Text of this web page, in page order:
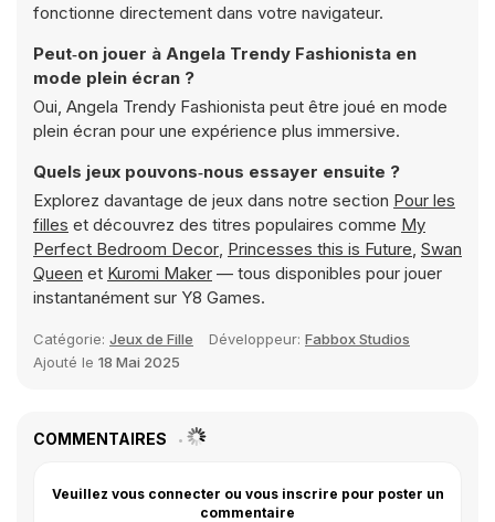
fonctionne directement dans votre navigateur.
Peut‑on jouer à Angela Trendy Fashionista en
mode plein écran ?
Oui, Angela Trendy Fashionista peut être joué en mode
plein écran pour une expérience plus immersive.
Quels jeux pouvons‑nous essayer ensuite ?
Explorez davantage de jeux dans notre section Pour les
filles et découvrez des titres populaires comme My
Perfect Bedroom Decor, Princesses this is Future, Swan
Queen et Kuromi Maker — tous disponibles pour jouer
instantanément sur Y8 Games.
Catégorie: Jeux de Fille Développeur: Fabbox Studios
Ajouté le 18 Mai 2025
COMMENTAIRES
Veuillez vous connecter ou vous inscrire pour poster un
commentaire